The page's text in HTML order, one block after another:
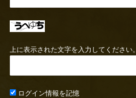
上に表示された文字を入力してください。
ログイン情報を記憶